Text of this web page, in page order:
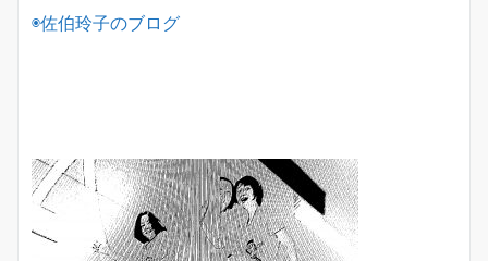
◉佐伯玲子のブログ